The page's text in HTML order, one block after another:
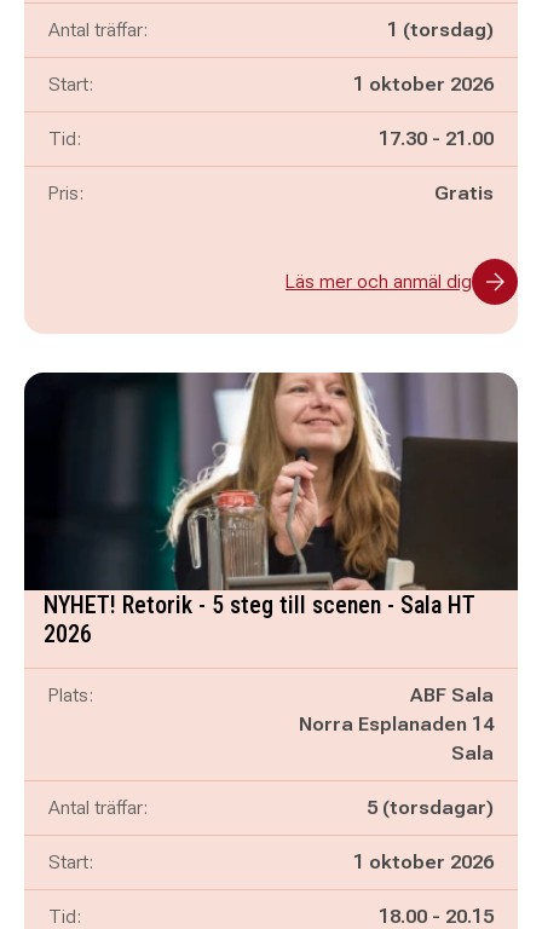
Antal träffar: 1 (torsdag)
Start: 1 oktober 2026
Tid: Pågår mellan
17.30 - och
21.00
Pris: Gratis
Läs mer och anmäl dig
NYHET! Retorik - 5 steg till scenen - Sala HT
2026
Plats:
ABF Sala
Norra Esplanaden 14
Sala
Antal träffar: 5 (torsdagar)
Start: 1 oktober 2026
Tid: Pågår mellan
18.00 - och
20.15